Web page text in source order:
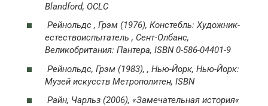
Blandford, OCLC
Рейнольдс , Грэм (1976), Констебль: Художник-
естествоиспытатель , Сент-Олбанс,
Великобритания: Пантера, ISBN 0-586-04401-9
Рейнольдс, Грэм (1983), , Нью-Йорк, Нью-Йорк:
Музей искусств Метрополитен, ISBN
Райн, Чарльз (2006), «Замечательная история«